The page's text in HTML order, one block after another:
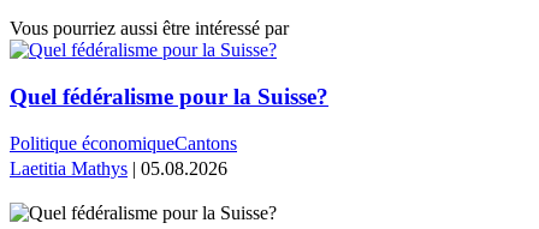
Vous pourriez aussi être intéressé par
Quel fédéralisme pour la Suisse?
Politique économiqueCantons
Laetitia Mathys | 05.08.2026